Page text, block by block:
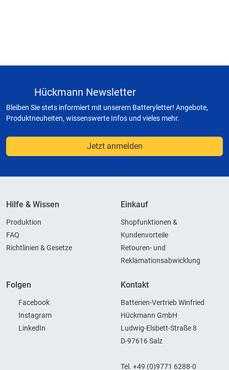
Hückmann Newsletter
Bleiben Sie stets informiert mit unserem Batteryletter! Angebote,
Produktneuheiten, wissenswerte Infos und vieles mehr.
Jetzt anmelden
Hilfe & Wissen
Produktion
FAQ
Richtlinien & Gesetze
Einkauf
Shopfunktionen &
Kundenvorteile
Retouren- und
Reklamationsabwicklung
Folgen
Facebook
Instagram
LinkedIn
Kontakt
Batterien-Vertrieb Winfried
Hückmann GmbH
Ludwig-Elsbett-Straße 8
D-97616 Salz
Tel. +49 (0)9771 6288-0